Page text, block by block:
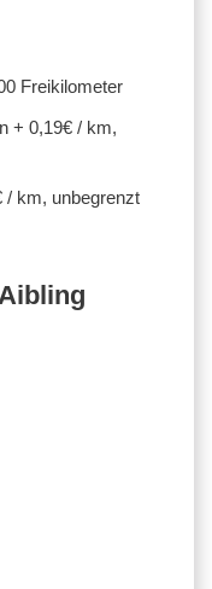
Freikilometer
+ 0,19€ / km,
/ km, unbegrenzt